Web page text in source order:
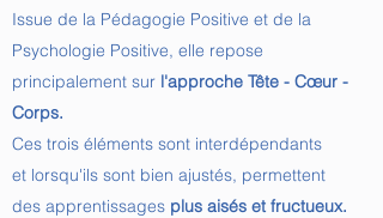
Issue de la Pédagogie Positive et de la
Psychologie Positive, elle repose
principalement sur l'approche Tête - Cœur -
Corps.
Ces trois éléments sont interdépendants
et lorsqu'ils sont bien ajustés, permettent
des apprentissages plus aisés et fructueux.